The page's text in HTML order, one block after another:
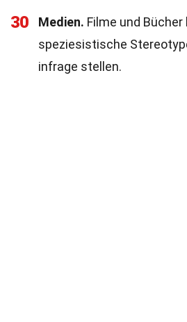
30 Medien. Filme und
speziesistische
infrage stellen.